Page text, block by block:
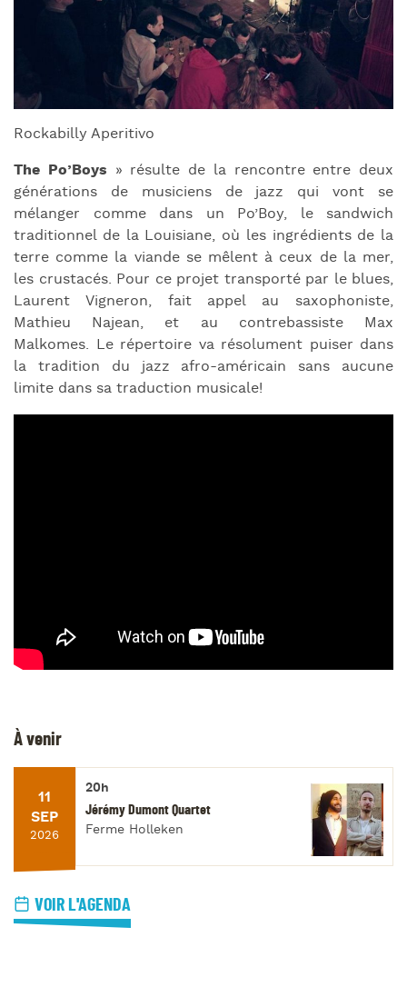
Rockabilly Aperitivo
The Po’Boys » résulte de la rencontre entre deux
générations de musiciens de jazz qui vont se
mélanger comme dans un Po’Boy, le sandwich
traditionnel de la Louisiane, où les ingrédients de la
terre comme la viande se mêlent à ceux de la mer,
les crustacés. Pour ce projet transporté par le blues,
Laurent Vigneron, fait appel au saxophoniste,
Mathieu Najean, et au contrebassiste Max
Malkomes. Le répertoire va résolument puiser dans
la tradition du jazz afro-américain sans aucune
limite dans sa traduction musicale!
À venir
11
SEP
2026
20h
Jérémy Dumont Quartet
Ferme Holleken
VOIR L'AGENDA